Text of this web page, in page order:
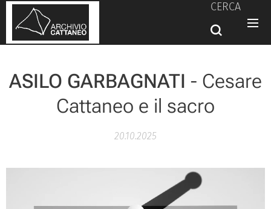
CERCA
ASILO GARBAGNATI - Cesare
Cattaneo e il sacro
20.10.2025